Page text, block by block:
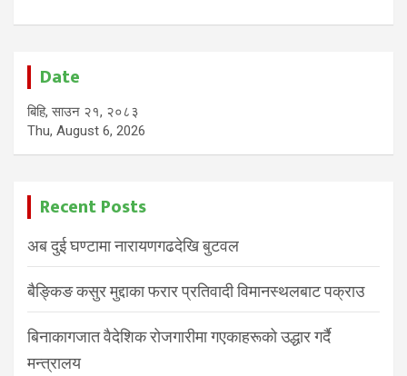
Date
बिहि, साउन २१, २०८३
Thu, August 6, 2026
Recent Posts
अब दुई घण्टामा नारायणगढदेखि बुटवल
बैङ्किङ कसुर मुद्दाका फरार प्रतिवादी विमानस्थलबाट पक्राउ
बिनाकागजात वैदेशिक रोजगारीमा गएकाहरूको उद्धार गर्दै
मन्त्रालय